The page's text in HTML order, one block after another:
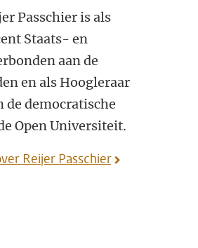
Passchier is als
Staats- en
aan de
en als Hoogleraar
democratische
Open Universiteit.
Reijer Passchier